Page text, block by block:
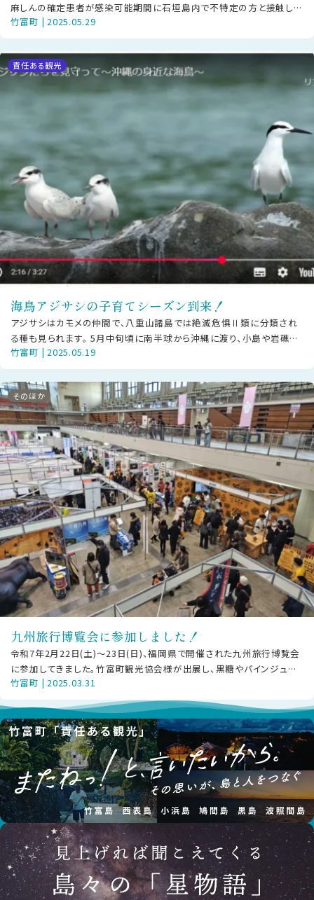
麻しんの確定患者が感染可能期間に石垣島内で不特定の方と接触して
いる可能性があることが公表されま
竹富町 | 2025.05.29
責任ある観光
海鳥アジサシの子育てシーズン到来！
アジサシはカモメの仲間で、八重山諸島では絶滅危惧Ⅱ類に分類され
る種も見られます。 5月中旬頃に南半球から沖縄に渡り、小島や岩礁で
産卵・子育てを行い、9月頃にまた
竹富町 | 2025.05.19
そのほか
九州旅行博覧会に参加しました！
令和7年2月22日(土)～23日(日)、福岡県で開催された九州旅行博覧会
に参加してきました。竹富町観光協会様が出展し、黒糖やパインジュー
スの試食試飲、「責任ある
竹富町 | 2025.03.31